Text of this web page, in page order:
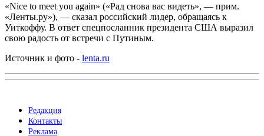
«Nice to meet you again» («Рад снова вас видеть», — прим.
«Ленты.ру»), — сказал российский лидер, обращаясь к
Уиткоффу. В ответ спецпосланник президента США выразил
свою радость от встречи с Путиным.
Источник и фото - lenta.ru
Редакция
Контакты
Реклама